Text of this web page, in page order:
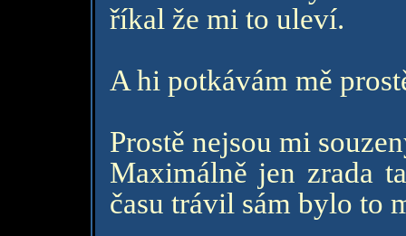
říkal že mi to uleví.
A hi potkávám mě
Prostě nejsou mi
Maximálně jen zrada
času trávil sám bylo to